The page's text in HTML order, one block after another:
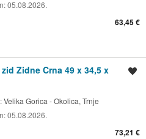
05.08.2026.
63,45 €
Zidne Crna 49 x 34,5 x
Velika Gorica - Okolica, Trnje
05.08.2026.
73,21 €